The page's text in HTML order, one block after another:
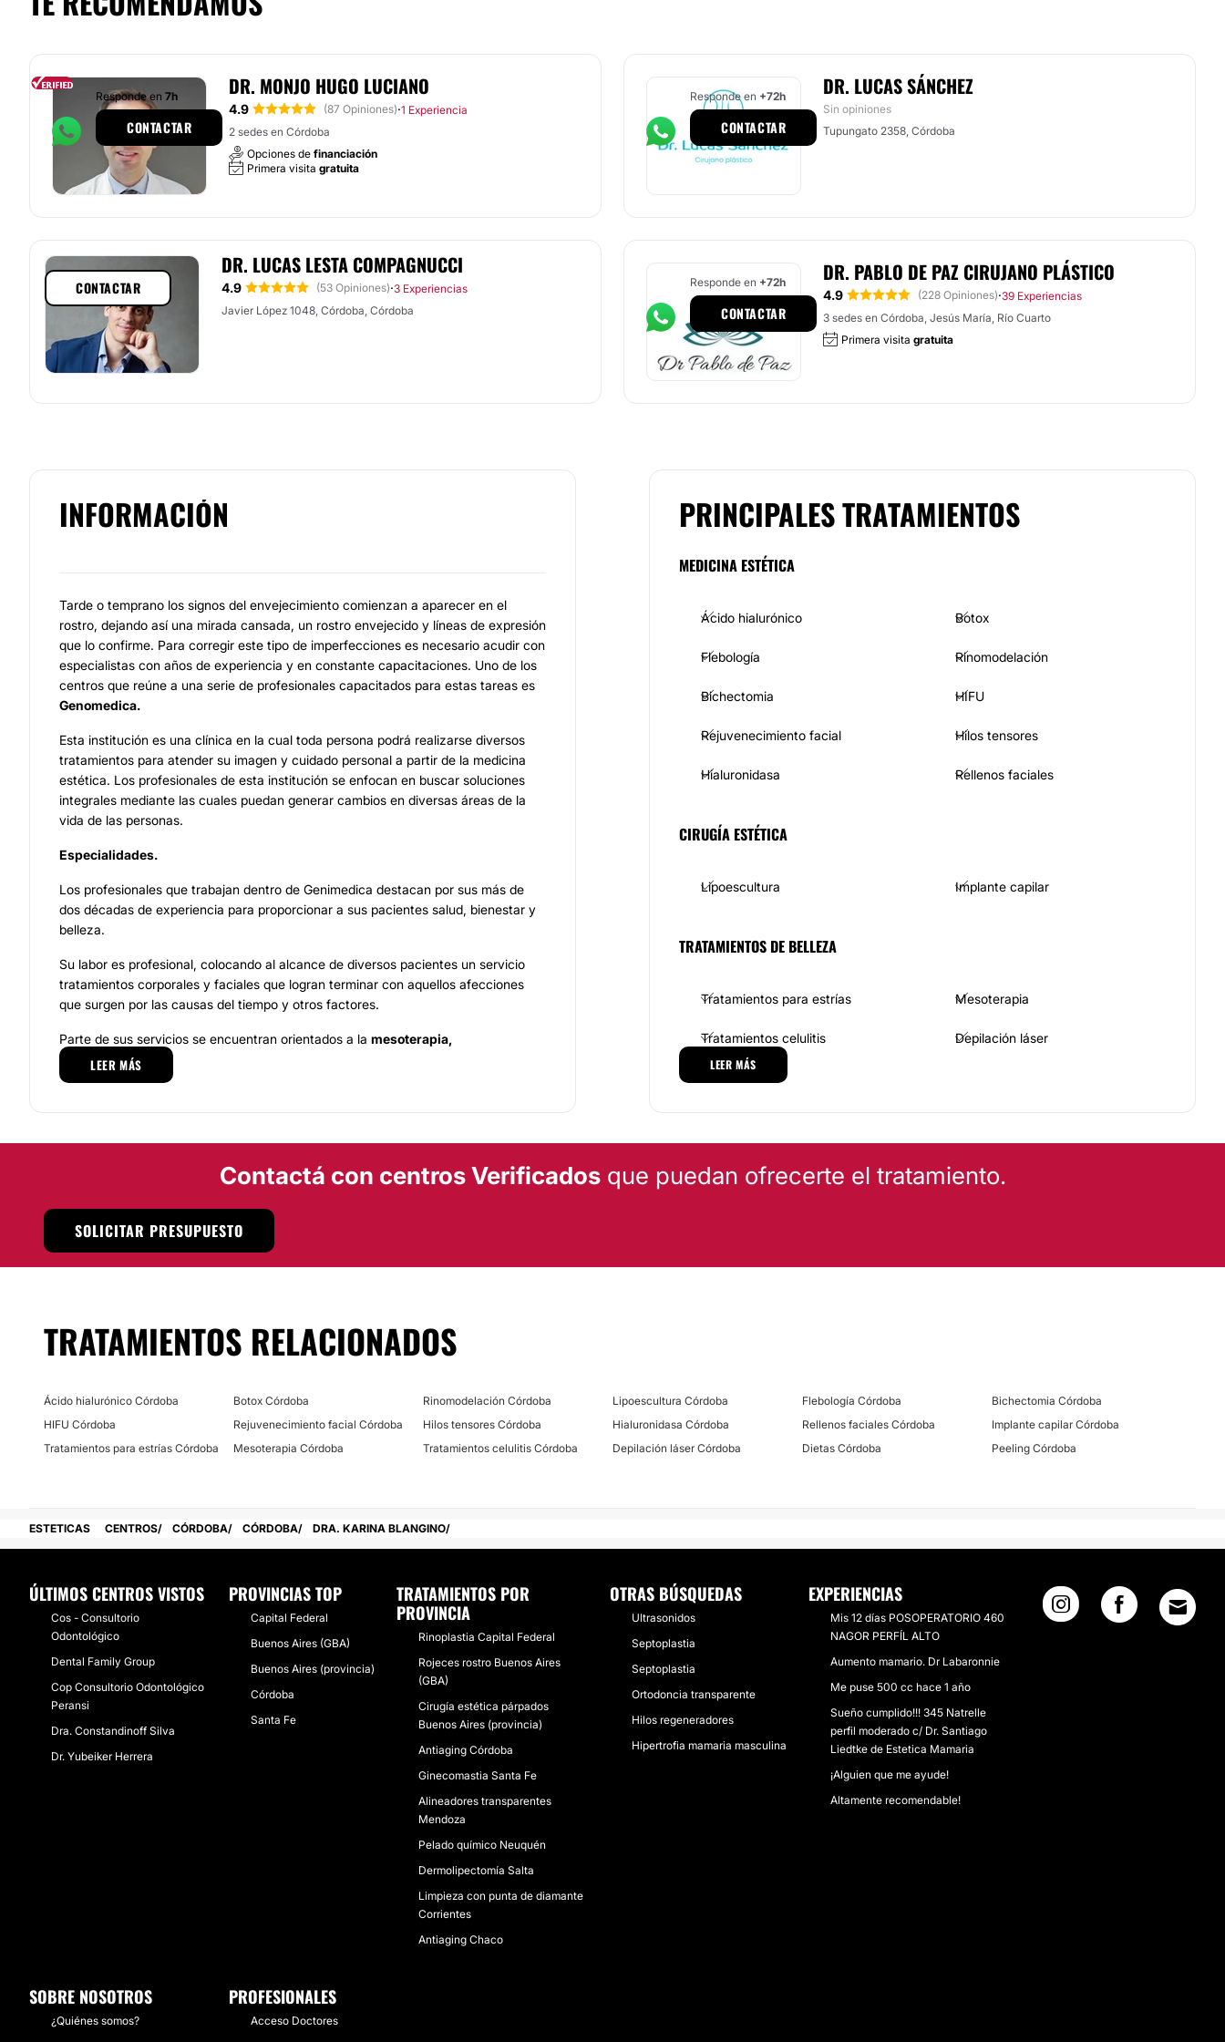
DR. MONJO HUGO LUCIANO
4.9 (87 Opiniones)·1 Experiencia
2 sedes en Córdoba
Opciones de financiación
Primera visita gratuita
Responde en 7h
CONTACTAR
DR. LUCAS SÁNCHEZ
Sin opiniones
Tupungato 2358, Córdoba
Responde en +72h
CONTACTAR
DR. LUCAS LESTA COMPAGNUCCI
4.9 (53 Opiniones)·3 Experiencias
Javier López 1048, Córdoba, Córdoba
CONTACTAR
DR. PABLO DE PAZ CIRUJANO PLÁSTICO
4.9 (228 Opiniones)·39 Experiencias
3 sedes en Córdoba, Jesús María, Río Cuarto
Primera visita gratuita
Responde en +72h
CONTACTAR
INFORMACIÓN
Tarde o temprano los signos del envejecimiento comienzan a aparecer en el
rostro, dejando así una mirada cansada, un rostro envejecido y líneas de expresión
que lo confirme. Para corregir este tipo de imperfecciones es necesario acudir con
especialistas con años de experiencia y en constante capacitaciones. Uno de los
centros que reúne a una serie de profesionales capacitados para estas tareas es
Genomedica.
Esta institución es una clínica en la cual toda persona podrá realizarse diversos
tratamientos para atender su imagen y cuidado personal a partir de la medicina
estética. Los profesionales de esta institución se enfocan en buscar soluciones
integrales mediante las cuales puedan generar cambios en diversas áreas de la
vida de las personas.
Especialidades.
Los profesionales que trabajan dentro de Genimedica destacan por sus más de
dos décadas de experiencia para proporcionar a sus pacientes salud, bienestar y
belleza.
Su labor es profesional, colocando al alcance de diversos pacientes un servicio
tratamientos corporales y faciales que logran terminar con aquellos afecciones
que surgen por las causas del tiempo y otros factores.
Parte de sus servicios se encuentran orientados a la mesoterapia,
radiofrecuencia, tratamientos que corrige la flacidez del cuello, rellenos,
tratamiento de hiperhidrosis, tratamientos anti celulíticos
gingival, nariz y de Estetica, lesiones pigmentarias, flacidez cutánea, flacidez
Cada procedimientos es adaptado a las necesidades de cada paciente.
Posibilidad de videoconsulta:
Financiación o facilidades de pago:
No
LEER MÁS
PRINCIPALES TRATAMIENTOS
MEDICINA ESTÉTICA
Ácido hialurónico Botox
Flebología Rinomodelación
Bichectomia HIFU
Rejuvenecimiento facial Hilos tensores
Hialuronidasa Rellenos faciales
CIRUGÍA ESTÉTICA
Lipoescultura Implante capilar
TRATAMIENTOS DE BELLEZA
Tratamientos para estrías Mesoterapia
Tratamientos celulitis Depilación láser
DERMATOLOGÍA ESTÉTICA
LEER MÁS
Contactá con centros Verificadosque puedan ofrecerte el tratamiento.
SOLICITAR PRESUPUESTO
TRATAMIENTOS RELACIONADOS
Ácido hialurónico Córdoba Botox Córdoba Rinomodelación Córdoba Lipoescultura Córdoba Flebología Córdoba
Bichectomia Córdoba
HIFU Córdoba
Rejuvenecimiento facial Córdoba Hilos tensores Córdoba Hialuronidasa Córdoba Rellenos faciales Córdoba
Implante capilar Córdoba
Tratamientos para estrías Córdoba
Mesoterapia Córdoba Tratamientos celulitis Córdoba Depilación láser Córdoba Dietas Córdoba Peeling Córdoba
ESTETICAS CENTROS CÓRDOBA CÓRDOBA DRA. KARINA BLANGINO
ÚLTIMOS CENTROS VISTOS
Cos - Consultorio
Odontológico
Dental Family Group
Cop Consultorio Odontológico
Peransi
Dra. Constandinoff Silva
Dr. Yubeiker Herrera
PROVINCIAS TOP
Capital Federal
Buenos Aires (GBA)
Buenos Aires (provincia)
Córdoba
Santa Fe
TRATAMIENTOS POR
PROVINCIA
Rinoplastia Capital Federal
Rojeces rostro Buenos Aires
(GBA)
Cirugía estética párpados
Buenos Aires (provincia)
Antiaging Córdoba
Ginecomastia Santa Fe
Alineadores transparentes
Mendoza
Pelado químico Neuquén
Dermolipectomía Salta
Limpieza con punta de diamante
Corrientes
Antiaging Chaco
OTRAS BÚSQUEDAS
Ultrasonidos
Septoplastia
Septoplastia
Ortodoncia transparente
Hilos regeneradores
Hipertrofia mamaria masculina
EXPERIENCIAS
Mis 12 días POSOPERATORIO 460
NAGOR PERFÍL ALTO
Aumento mamario. Dr Labaronnie
Me puse 500 cc hace 1 año
Sueño cumplido!!! 345 Natrelle
perfil moderado c/ Dr. Santiago
Liedtke de Estetica Mamaria
¡Alguien que me ayude!
Altamente recomendable!
SOBRE NOSOTROS
¿Quiénes somos?
PROFESIONALES
Acceso Doctores